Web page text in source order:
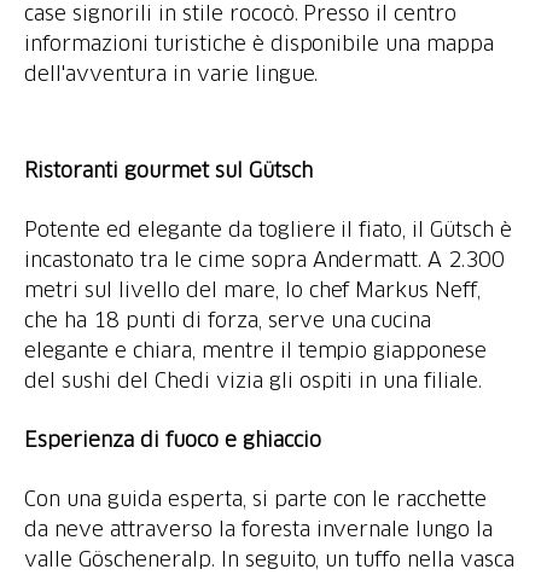
case signorili in stile rococò. Presso il centro
informazioni turistiche è disponibile una mappa
dell'avventura in varie lingue.
Ristoranti gourmet sul Gütsch
Potente ed elegante da togliere il fiato, il Gütsch è
incastonato tra le cime sopra Andermatt. A 2.300
metri sul livello del mare, lo chef Markus Neff,
che ha 18 punti di forza, serve una cucina
elegante e chiara, mentre il tempio giapponese
del sushi del Chedi vizia gli ospiti in una filiale.
Esperienza di fuoco e ghiaccio
Con una guida esperta, si parte con le racchette
da neve attraverso la foresta invernale lungo la
valle Göscheneralp. In seguito, un tuffo nella vasca